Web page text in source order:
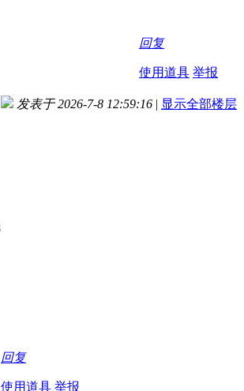
回复
使用道具 举报
发表于 2026-7-8 12:59:16 | 显示全部楼层
回复
使用道具 举报